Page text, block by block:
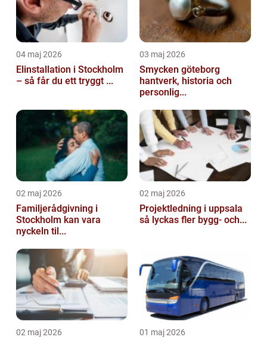
04 maj 2026
Elinstallation i Stockholm
– så får du ett tryggt ...
03 maj 2026
Smycken göteborg
hantverk, historia och
personlig...
02 maj 2026
Familjerådgivning i
Stockholm kan vara
nyckeln til...
02 maj 2026
Projektledning i uppsala
så lyckas fler bygg- och...
02 maj 2026 01 maj 2026